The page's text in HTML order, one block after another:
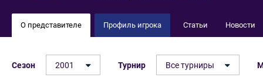
О представителе Профиль игрока Статьи Новости
Сезон 2001 Турнир Все турниры